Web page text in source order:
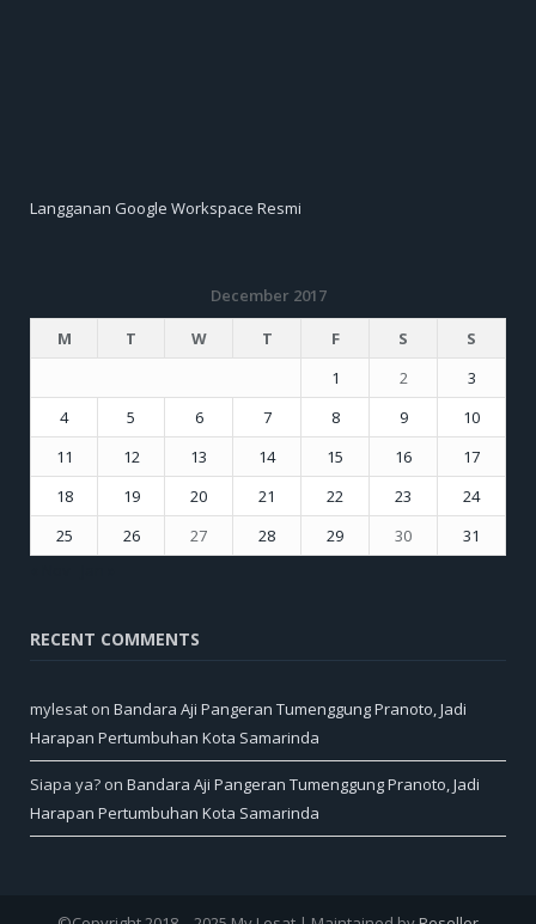
Langganan Google Workspace Resmi
December 2017
M
T W T F S
S
1
2
3
4
5 6 7 8 9
10
11
12 13 14 15 16
17
18
19 20 21 22 23
24
25
26 27 28 29 30
31
RECENT COMMENTS
mylesat on Bandara Aji Pangeran Tumenggung Pranoto, Jadi
Harapan Pertumbuhan Kota Samarinda
Siapa ya? on Bandara Aji Pangeran Tumenggung Pranoto, Jadi
Harapan Pertumbuhan Kota Samarinda